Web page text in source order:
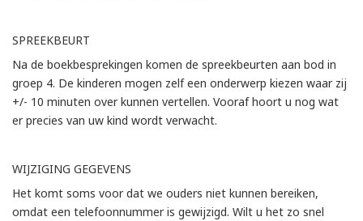
SPREEKBEURT
Na de boekbesprekingen komen de spreekbeurten aan bod in
groep 4. De kinderen mogen zelf een onderwerp kiezen waar zij
+/- 10 minuten over kunnen vertellen. Vooraf hoort u nog wat
er precies van uw kind wordt verwacht.
WIJZIGING GEGEVENS
Het komt soms voor dat we ouders niet kunnen bereiken,
omdat een telefoonnummer is gewijzigd. Wilt u het zo snel